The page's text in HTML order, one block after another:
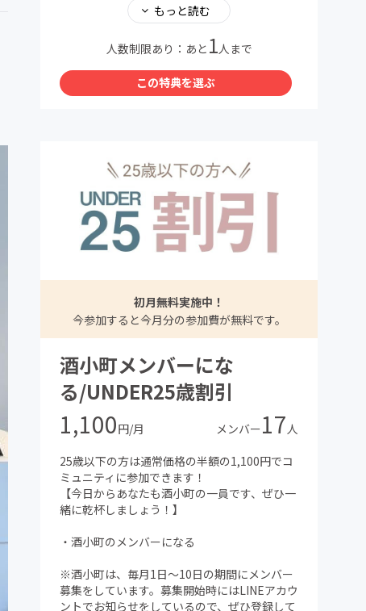
ュニティ】参加完了のお知らせ」というタイト
ルのメールの下部にある、オーナーからのメッ
セージに記載している酒小町登録フォームへご
記入が必要です。登録フォームに必要事項を記
載いただき、確認・申請がとれ次第、入会とな
ります。
もっと読む
人数制限あり：あと 1人まで
この特典を選ぶ
初月無料実施中！
今参加すると今月分の参加費が無料です。
酒小町メンバーにな
る/UNDER25歳割引
1,100円/月 メンバー17人
25歳以下の方は通常価格の半額の1,100円でコ
ミュニティに参加できます！
【今日からあなたも酒小町の一員です、ぜひ一
緒に乾杯しましょう！】
・酒小町のメンバーになる
※酒小町は、毎月1日〜10日の期間にメンバー
募集をしています。募集開始時にはLINEアカウ
ントでお知らせをしているので、ぜひ登録して